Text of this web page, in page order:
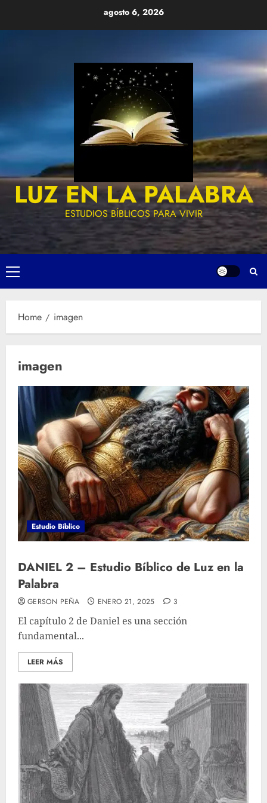
agosto 6, 2026
LUZ EN LA PALABRA
ESTUDIOS BÍBLICOS PARA VIVIR
Primary
Menu
Home imagen
imagen
Estudio Bíblico
DANIEL 2 – Estudio Bíblico de Luz en la
Palabra
GERSON PEÑA ENERO 21, 2025 3
El capítulo 2 de Daniel es una sección
fundamental...
LEER MÁS